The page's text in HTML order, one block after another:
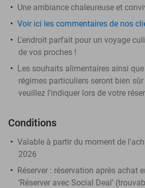
Une ambiance chaleureuse et
Voir ici les commentaires de nos
L'endroit parfait pour un voyage
de vos proches !
Les souhaits alimentaires ainsi
régimes particuliers seront bien
veuillez l'indiquer lors de votre
Conditions
Valable à partir du moment de
2026
Réserver : réservation après achat
‘Réserver avec Social Deal’